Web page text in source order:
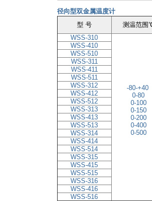
径向型双金属温度计
型 号
测温范围
WSS-310
-80-+40
0-80
0-100
0-150
0-200
0-400
0-500
WSS-410
WSS-510
WSS-311
WSS-411
WSS-511
WSS-312
WSS-412
WSS-512
WSS-313
WSS-413
WSS-513
WSS-314
WSS-414
WSS-514
WSS-315
WSS-415
WSS-515
WSS-316
WSS-416
WSS-516